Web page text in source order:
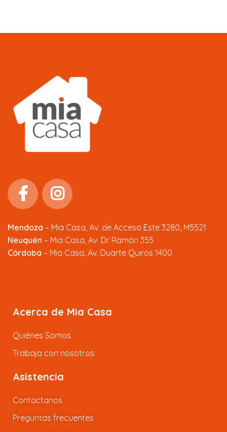
Mendoza – Mia Casa, Av. de Acceso Este 3280, M5521
Neuquén – Mia Casa, Av. Dr Ramón 355
Córdoba – Mia Casa, Av. Duarte Quiros 1400
Acerca de Mia Casa
Quiénes Somos
Trabaja con nosotros
Asistencia
Contactanos
Preguntas frecuentes